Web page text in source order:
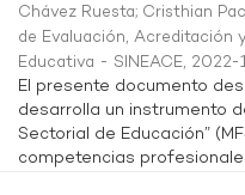
Chávez Ruesta; Cristhian
de Evaluación, Acreditación
Educativa - SINEACE, 2022-
El presente documento
desarrolla un instrumento
Sectorial de Educación”
competencias